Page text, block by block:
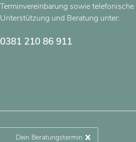
Dein Beratungstermin
Terminvereinbarung sowie telefonische
Unterstützung und Beratung unter:
0381 210 86 911